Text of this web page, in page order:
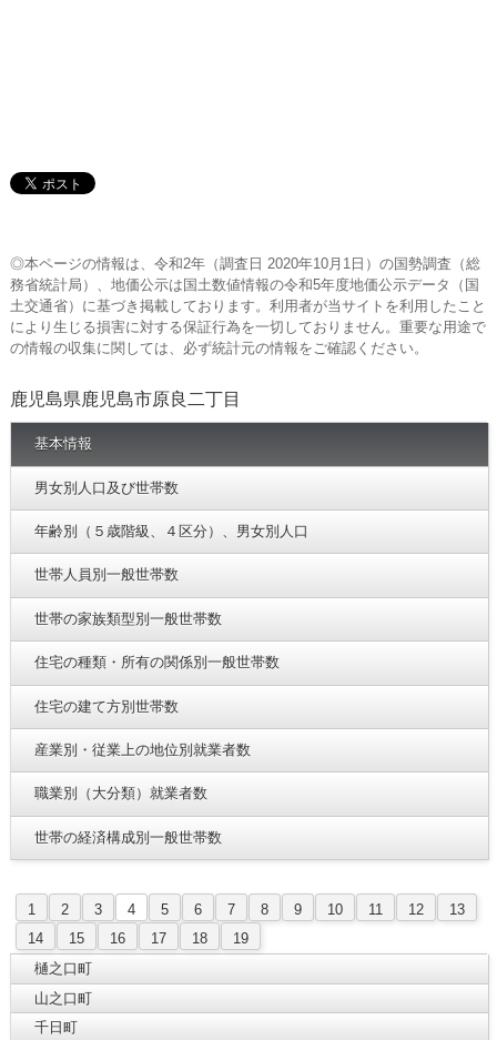
◎本ページの情報は、令和2年（調査日 2020年10月1日）の国勢調査（総
務省統計局）、地価公示は国土数値情報の令和5年度地価公示データ（国
土交通省）に基づき掲載しております。利用者が当サイトを利用したこと
により生じる損害に対する保証行為を一切しておりません。重要な用途で
の情報の収集に関しては、必ず統計元の情報をご確認ください。
鹿児島県鹿児島市原良二丁目
基本情報
男女別人口及び世帯数
年齢別（５歳階級、４区分）、男女別人口
世帯人員別一般世帯数
世帯の家族類型別一般世帯数
住宅の種類・所有の関係別一般世帯数
住宅の建て方別世帯数
産業別・従業上の地位別就業者数
職業別（大分類）就業者数
世帯の経済構成別一般世帯数
1 2 3 4 5 6 7 8 9 10 11 12
13
14
15 16 17 18
19
樋之口町
山之口町
千日町